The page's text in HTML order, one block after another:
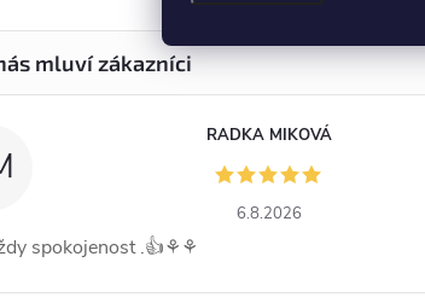
RADKA MIKOVÁ
6.8.2026
spokojenost .👍⚘️⚘️